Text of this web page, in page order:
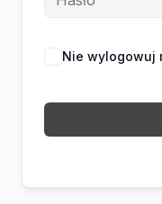
Nie wylogowuj